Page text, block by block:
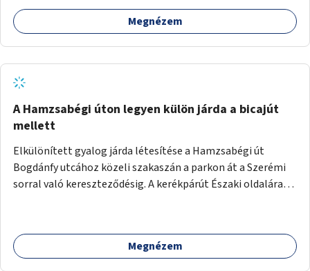
WC-t, valamint térfigyelő kamerákat helyeznék el a
biztonságos környezet megteremtéséért.
Megnézem
A Hamzsabégi úton legyen külön járda a bicajút
mellett
Elkülönített gyalog járda létesítése a Hamzsabégi út
Bogdánfy utcához közeli szakaszán a parkon át a Szerémi
sorral való kereszteződésig. A kerékpárút Északi oldalára
(de szinTben nem, mert sötétben a kivilágítatlan
szakaszon könnyű lenne elesni a peremben). Még jobb
Megnézem